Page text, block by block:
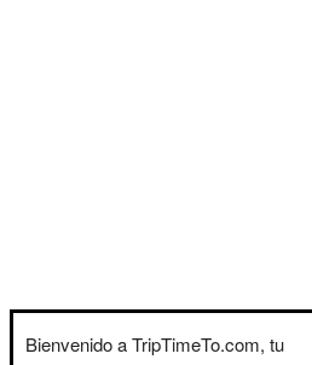
Bienvenido a TripTimeTo.com, tu